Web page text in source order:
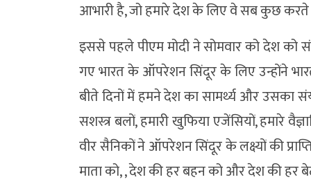
आभारी है, जो हमारे देश के लिए वे सब कुछ करते
इससे पहले पीएम मोदी ने सोमवार को देश को
गए भारत के ऑपरेशन सिंदूर के लिए उन्होंने
बीते दिनों में हमने देश का सामर्थ्य और उसका
सशस्त्र बलों, हमारी खुफिया एजेंसियों, हमारे
वीर सैनिकों ने ऑपरेशन सिंदूर के लक्ष्यों की
माता को, , देश की हर बहन को और देश की हर